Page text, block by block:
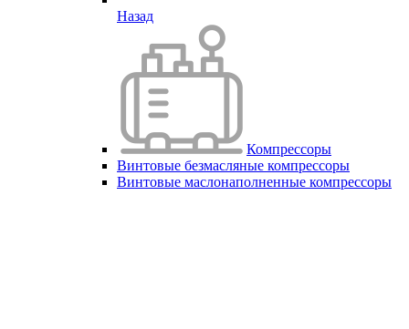
Назад
Компрессоры
Винтовые безмасляные компрессоры
Винтовые маслонаполненные компрессоры